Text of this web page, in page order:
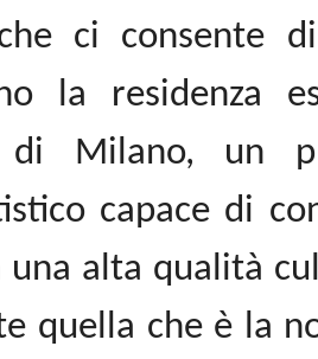
ci consente
la residenza
di Milano, un
capace di
una alta qualità
quella che è la